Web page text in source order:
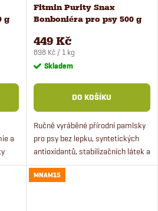
g
a
Fitmin Purity Snax
Bonboniéra pro psy 500 g
449 Kč
Měrná
cena:
898 Kč / 1 kg
Skladem
DO KOŠÍKU
Ručně vyráběné přírodní pamlsky
pro psy bez lepku, syntetických
antioxidantů, stabilizačních látek a
barviv. Odměňte vašeho pejska
opravdu poctivým pamlskem!
MNAM15